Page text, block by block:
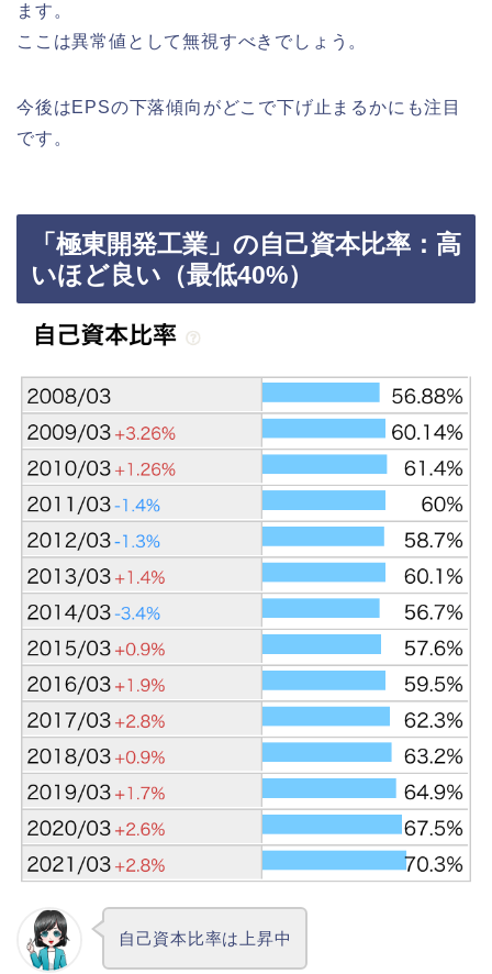
ます。
ここは異常値として無視すべきでしょう。
今後はEPSの下落傾向がどこで下げ止まるかにも注目
です。
「極東開発工業」の自己資本比率：高
いほど良い（最低40%）
自己資本比率は上昇中